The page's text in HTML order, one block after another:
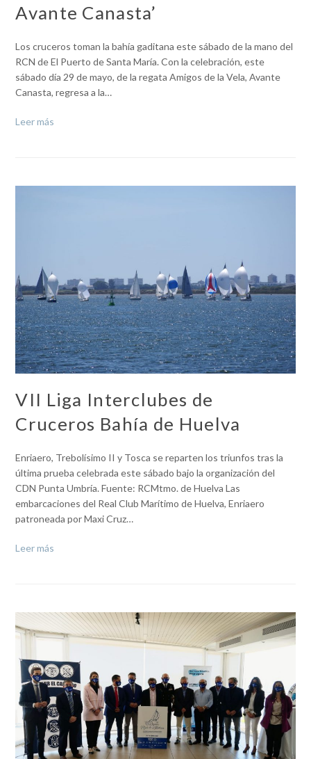
Avante Canasta’
Los cruceros toman la bahía gaditana este sábado de la mano del
RCN de El Puerto de Santa María. Con la celebración, este
sábado día 29 de mayo, de la regata Amigos de la Vela, Avante
Canasta, regresa a la…
Leer más
VII Liga Interclubes de
Cruceros Bahía de Huelva
Enriaero, Trebolísimo II y Tosca se reparten los triunfos tras la
última prueba celebrada este sábado bajo la organización del
CDN Punta Umbría. Fuente: RCMtmo. de Huelva Las
embarcaciones del Real Club Marítimo de Huelva, Enriaero
patroneada por Maxi Cruz…
Leer más